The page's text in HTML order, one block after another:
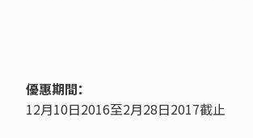
優惠期間：
12月10日2016至2月28日2017截止